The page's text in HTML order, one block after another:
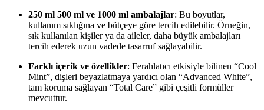
250 ml 500 ml ve 1000 ml ambalajlar: Bu boyutlar,
kullanım sıklığına ve bütçeye göre tercih edilebilir. Örneğin,
sık kullanılan kişiler ya da aileler, daha büyük ambalajları
tercih ederek uzun vadede tasarruf sağlayabilir.
Farklı içerik ve özellikler: Ferahlatıcı etkisiyle bilinen “Cool
Mint”, dişleri beyazlatmaya yardıcı olan “Advanced White”,
tam koruma sağlayan “Total Care” gibi çeşitli formüller
mevcuttur.